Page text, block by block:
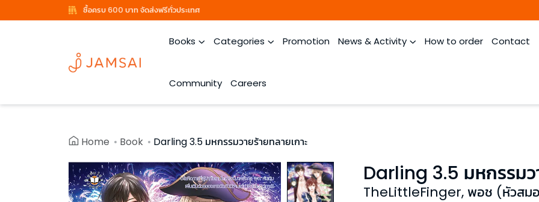
ซื้อครบ 600 บาท จัดส่งฟรีทั่วประเทศ
Books Categories Promotion News & Activity How to order Contact
Community Careers
Home Book Darling 3.5 มหกรรมวายร้ายทลายเกาะ
Darling 3.5 มหกรรมว
TheLittleFinger, พอช (หัวสม